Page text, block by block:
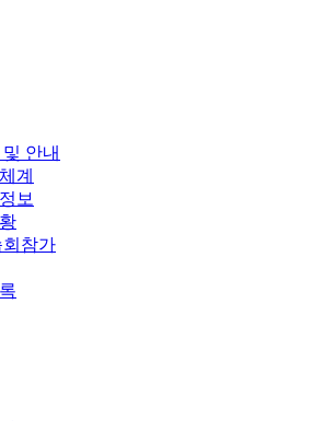
안내
계
보
참가